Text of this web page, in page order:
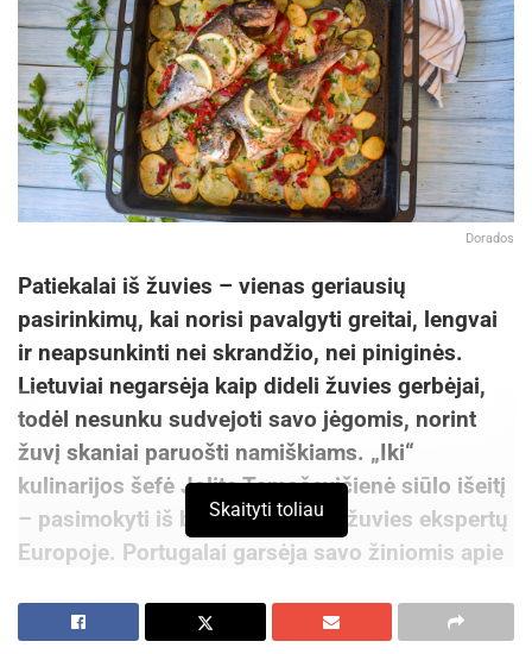
Dorados
Patiekalai iš žuvies – vienas geriausių
pasirinkimų, kai norisi pavalgyti greitai, lengvai
ir neapsunkinti nei skrandžio, nei piniginės.
Lietuviai negarsėja kaip dideli žuvies gerbėjai,
todėl nesunku sudvejoti savo jėgomis, norint
žuvį skaniai paruošti namiškiams. „Iki“
kulinarijos šefė Jolita Tamoševičienė siūlo išeitį
– pasimokyti iš bene didžiausių žuvies ekspertų
Europoje. Portugalai garsėja savo žiniomis apie
– ypač lengvai pagaminama auksaspalvė
Skaityti toliau